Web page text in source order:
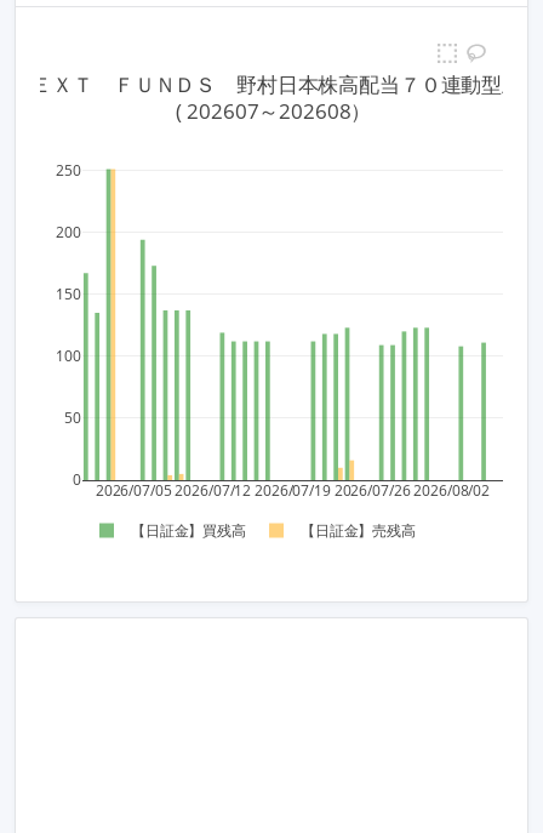
2026/07/05 2026/07/122026/07/192026/07/262026/08/02
0
50
100
150
200
250
【日証金】買残高 【日証金】売残高
ＮＥＸＴ　ＦＵＮＤＳ　野村日本株高配当７０連動型上
( 202607～202608）